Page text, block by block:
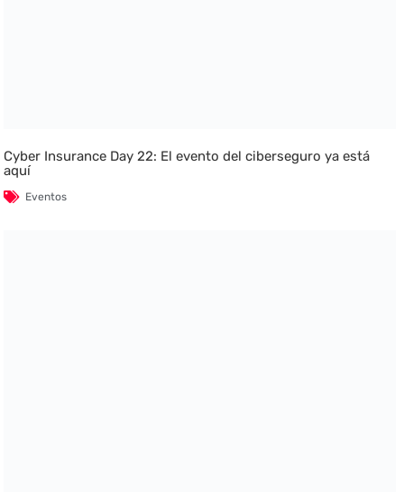
Cyber Insurance Day 22: El evento del ciberseguro ya está
aquí
Eventos